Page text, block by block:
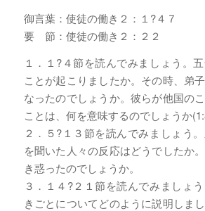
御言葉：使徒の働き２：１?４７
要 節：使徒の働き２：２２
１．１?４節を読んでみましょう。
ことが起こりましたか。その時、弟
なったのでしょうか。彼らが他国の
ことは、何を意味するのでしょうか
２．５?１３節を読んでみましょう
を聞いた人々の反応はどうでしたか
き惑ったのでしょうか。
３．１４?２１節を読んでみましょ
きごとについてどのように説明しま